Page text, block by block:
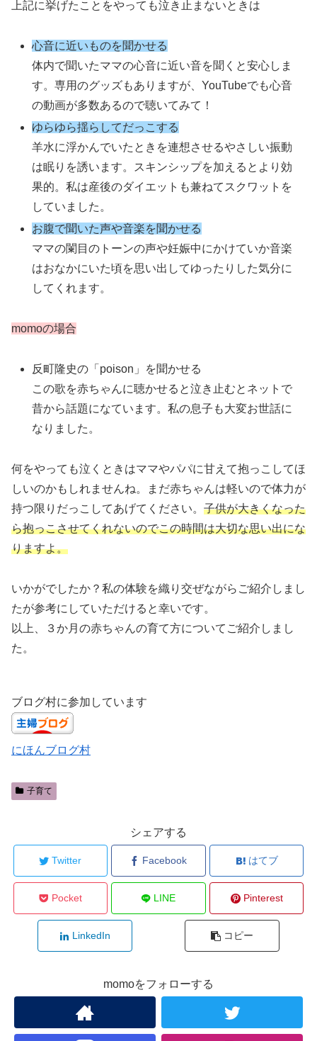
上記に挙げたことをやっても泣き止まないときは
心音に近いものを聞かせる
体内で聞いたママの心音に近い音を聞くと安心しま
す。専用のグッズもありますが、YouTubeでも心音
の動画が多数あるので聴いてみて！
ゆらゆら揺らしてだっこする
羊水に浮かんでいたときを連想させるやさしい振動
は眠りを誘います。スキンシップを加えるとより効
果的。私は産後のダイエットも兼ねてスクワットを
していました。
お腹で聞いた声や音楽を聞かせる
ママの闌目のトーンの声や妊娠中にかけていか音楽
はおなかにいた頃を思い出してゆったりした気分に
してくれます。
momoの場合
反町隆史の「poison」を聞かせる
この歌を赤ちゃんに聴かせると泣き止むとネットで
昔から話題になています。私の息子も大変お世話に
なりました。
何をやっても泣くときはママやパパに甘えて抱っこしてほ
しいのかもしれませんね。まだ赤ちゃんは軽いので体力が
持つ限りだっこしてあげてください。 子供が大きくなった
ら抱っこさせてくれないのでこの時間は大切な思い出にな
りますよ。
いかがでしたか？私の体験を織り交ぜながらご紹介しまし
たが参考にしていただけると幸いです。
以上、３か月の赤ちゃんの育て方についてご紹介しまし
た。
ブログ村に参加しています
にほんブログ村
子育て
シェアする
Twitter Facebook はてブ
Pocket LINE Pinterest
LinkedIn コピー
momoをフォローする